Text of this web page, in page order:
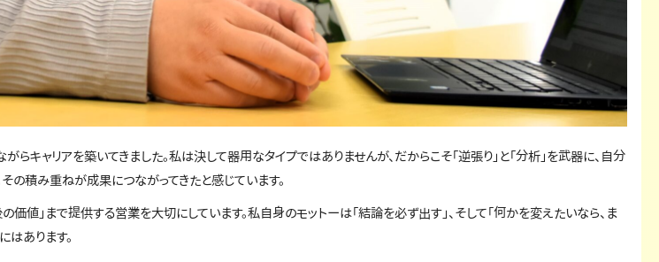
キャリアを築いてきました。私は決して器用なタイプではありませんが、だからこそ「逆張り」と「分析」を武器に、自分
の積み重ねが成果につながってきたと感じています。
値」まで提供する営業を大切にしています。私自身のモットーは「結論を必ず出す」、そして「何かを変えたいなら、ま
はあります。